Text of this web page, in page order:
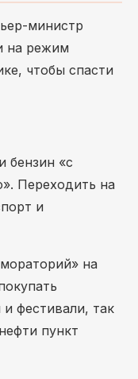
министр
на режим
чтобы спасти
бензин «с
Переходить на
и
на
фестивали, так
пункт